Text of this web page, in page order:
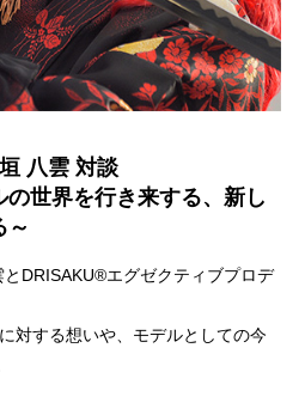
八雲 対談
の世界を行き来する、新し
～
DRISAKU®エグゼクティブプロデ
対する想いや、モデルとしての今